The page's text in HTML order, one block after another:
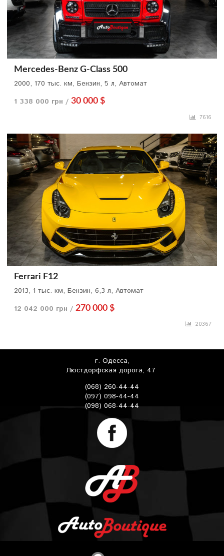
Mercedes-Benz G-Class 500
2000, 170 тыс. км, Бензин, 5 л, Автомат
1 338 000 грн / 30 000 $
7616
Ferrari F12
2013, 1 тыс. км, Бензин, 6,3 л, Автомат
12 042 000 грн / 270 000 $
20367
г. Одесса,
Люстдорфская дорога, 47
(068) 260-44-44
(097) 098-44-44
(098) 068-44-44